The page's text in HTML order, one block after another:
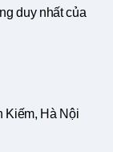
duy nhất của
Kiếm, Hà Nội